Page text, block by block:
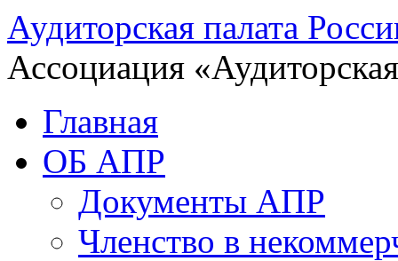
Аудиторская палата
Ассоциация
Главная
ОБ АПР
Документы АПР
Членство в